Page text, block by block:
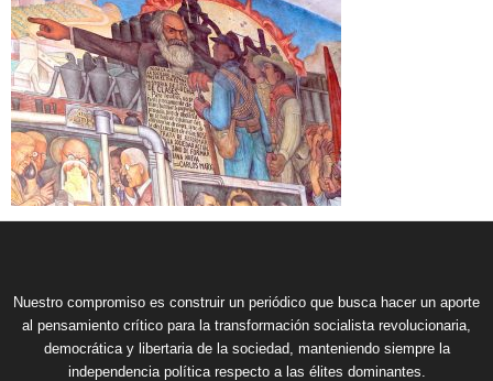
Nuestro compromiso es construir un periódico que busca hacer un aporte
al pensamiento crítico para la transformación socialista revolucionaria,
democrática y libertaria de la sociedad, manteniendo siempre la
independencia política respecto a las élites dominantes.